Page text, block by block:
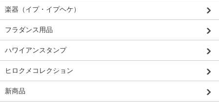
楽器（イプ・イプヘケ）
フラダンス用品
ハワイアンスタンプ
ヒロクメコレクション
新商品